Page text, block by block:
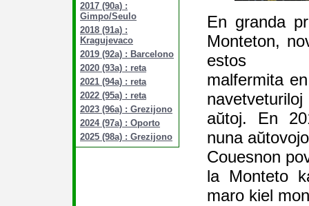
2017 (90a) :
Gimpo/Seulo
2018 (91a) :
Kragujevaco
2019 (92a) : Barcelono
2020 (93a) : reta
2021 (94a) : reta
2022 (95a) : reta
2023 (96a) : Grezijono
2024 (97a) : Oporto
2025 (98a) : Grezijono
En granda
Monteton,
estos
malfermita
aŭtoj. En
nuna
Couesnon
la Monteto
maro kiel